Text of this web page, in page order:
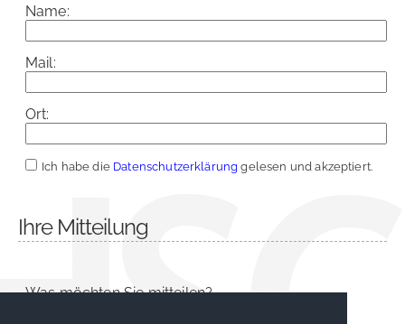
Name:
Mail:
Ort:
Ich habe die Datenschutzerklärung gelesen und akzeptiert.
Ihre Mitteilung
Was möchten Sie mitteilen?